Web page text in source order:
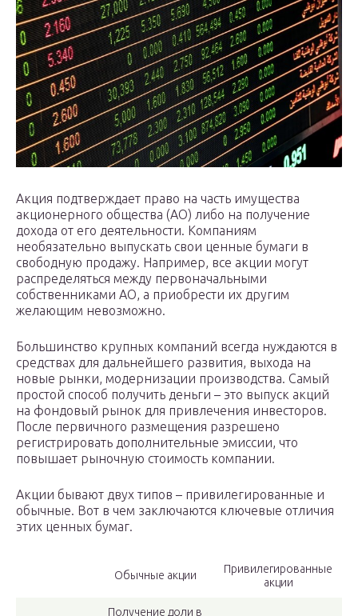
Акция подтверждает право на часть имущества
акционерного общества (АО) либо на получение
дохода от его деятельности. Компаниям
необязательно выпускать свои ценные бумаги в
свободную продажу. Например, все акции могут
распределяться между первоначальными
собственниками АО, а приобрести их другим
желающим невозможно.
Большинство крупных компаний всегда нуждаются в
средствах для дальнейшего развития, выхода на
новые рынки, модернизации производства. Самый
простой способ получить деньги – это выпуск акций
на фондовый рынок для привлечения инвесторов.
После первичного размещения разрешено
регистрировать дополнительные эмиссии, что
повышает рыночную стоимость компании.
Акции бывают двух типов – привилегированные и
обычные. Вот в чем заключаются ключевые отличия
этих ценных бумаг.
Обычные акции
Привилегированные
акции
Получение доли в